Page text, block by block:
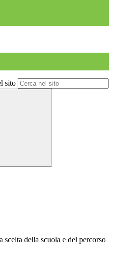
sito
scelta della scuola e del percorso